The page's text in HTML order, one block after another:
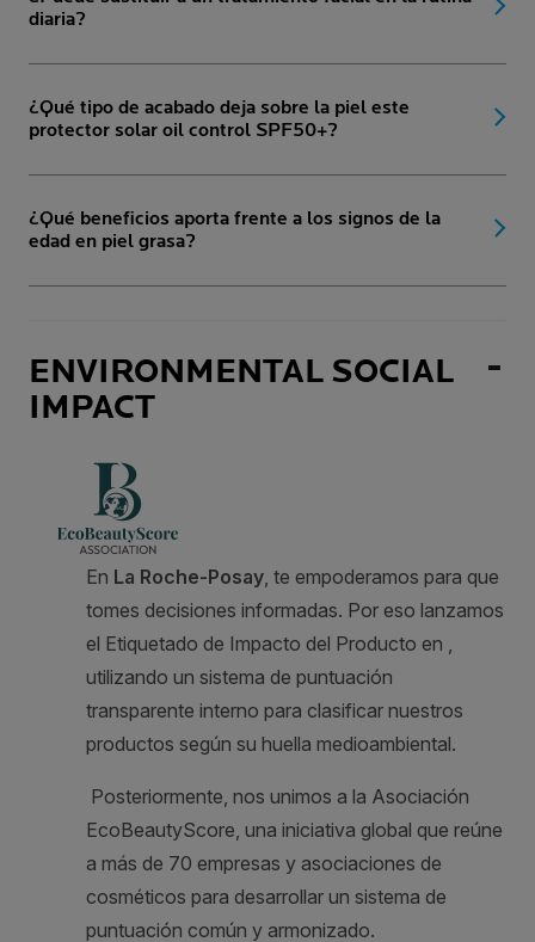
diaria?
¿Qué tipo de acabado deja sobre la piel este
protector solar oil control SPF50+?
¿Qué beneficios aporta frente a los signos de la
edad en piel grasa?
ENVIRONMENTAL SOCIAL
IMPACT